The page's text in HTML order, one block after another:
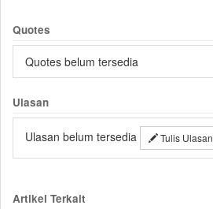
Quotes
Quotes belum tersedia
Ulasan
Ulasan belum tersedia Tulis Ulasan
Artikel Terkait